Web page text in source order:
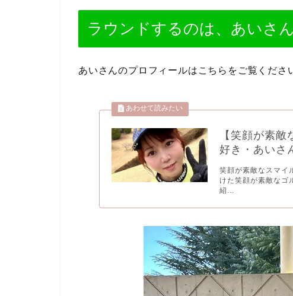
ラウンドするのは、あいさん
あいさんのプロフィールはこちらをご覧くださ
【笑顔が素
好き・あいさ
笑顔が素敵なスマイ
けた笑顔が素敵なゴ
紹...